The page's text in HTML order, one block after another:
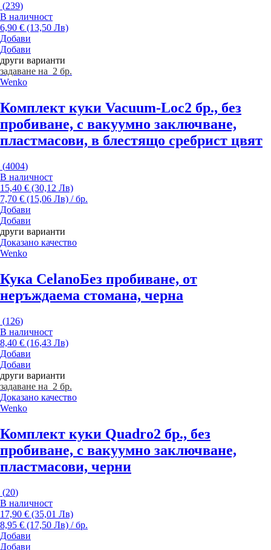
(239)
В наличност
6,90 € (13,50 Лв)
Добави
Добави
други варианти
задаване на 2 бр.
Wenko
Комплект куки Vacuum-Loc2 бр., без
пробиване, с вакуумно заключване,
пластмасови, в блестящо сребрист цвят
(4004)
В наличност
15,40 € (30,12 Лв)
7,70 € (15,06 Лв) / бр.
Добави
Добави
други варианти
Доказано качество
Wenko
Кука CelanoБез пробиване, от
неръждаема стомана, черна
(126)
В наличност
8,40 € (16,43 Лв)
Добави
Добави
други варианти
задаване на 2 бр.
Доказано качество
Wenko
Комплект куки Quadro2 бр., без
пробиване, с вакуумно заключване,
пластмасови, черни
(20)
В наличност
17,90 € (35,01 Лв)
8,95 € (17,50 Лв) / бр.
Добави
Добави